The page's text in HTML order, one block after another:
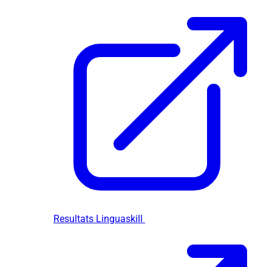
Resultats Linguaskill